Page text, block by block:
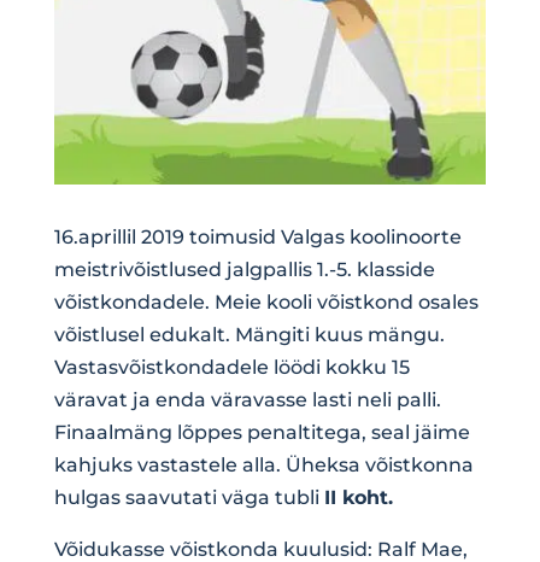
16.aprillil 2019 toimusid Valgas koolinoorte
meistrivõistlused jalgpallis 1.-5. klasside
võistkondadele. Meie kooli võistkond osales
võistlusel edukalt. Mängiti kuus mängu.
Vastasvõistkondadele löödi kokku 15
väravat ja enda väravasse lasti neli palli.
Finaalmäng lõppes penaltitega, seal jäime
kahjuks vastastele alla. Üheksa võistkonna
hulgas saavutati väga tubli II koht.
Võidukasse võistkonda kuulusid: Ralf Mae,